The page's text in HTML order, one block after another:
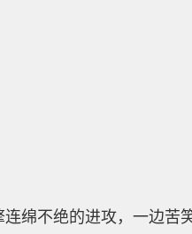
绵不绝的进攻，一边苦